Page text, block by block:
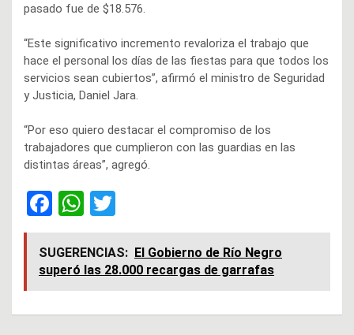
pasado fue de $18.576.
“Este significativo incremento revaloriza el trabajo que
hace el personal los días de las fiestas para que todos los
servicios sean cubiertos”, afirmó el ministro de Seguridad
y Justicia, Daniel Jara.
“Por eso quiero destacar el compromiso de los
trabajadores que cumplieron con las guardias en las
distintas áreas”, agregó.
F
a
ce
b
W
h
at
s
wi
tt
er
SUGERENCIAS: El Gobierno de Río Negro
superó las 28.000 recargas de garrafas